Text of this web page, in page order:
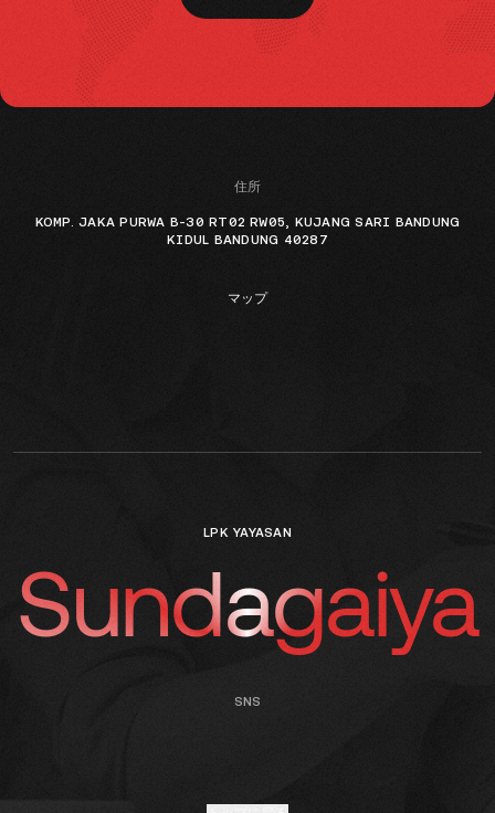
住所
KOMP. JAKA PURWA B-30 RT02 RW05, KUJANG SARI BANDUNG
KIDUL BANDUNG 40287
マップ
LPK YAYASAN
Sundagaiya
SNS